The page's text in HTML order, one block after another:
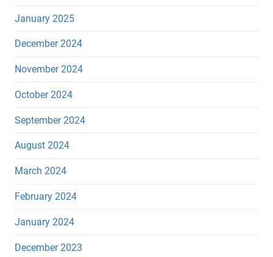
January 2025
December 2024
November 2024
October 2024
September 2024
August 2024
March 2024
February 2024
January 2024
December 2023